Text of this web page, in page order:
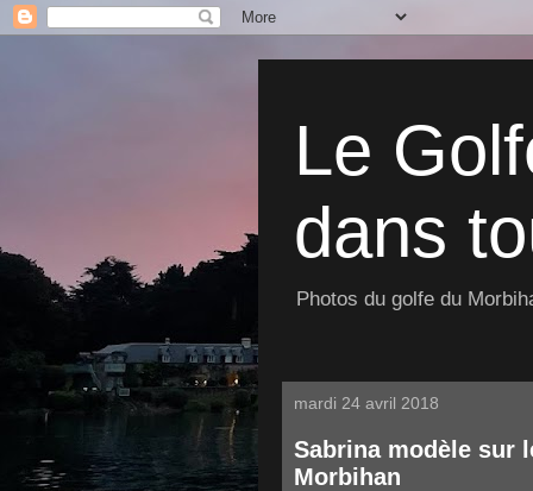
Le
dans
Photos du golfe du
mardi 24 avril 2018
Sabrina modèle sur
Morbihan